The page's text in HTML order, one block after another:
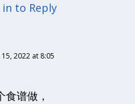
in to Reply
2022 at 8:05
食谱做，